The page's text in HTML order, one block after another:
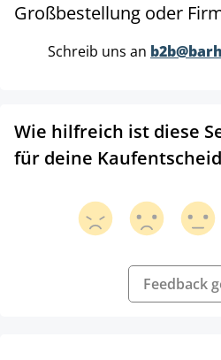
Großbestellung oder
Schreib uns an
Wie hilfreich ist diese
für deine
Feedback